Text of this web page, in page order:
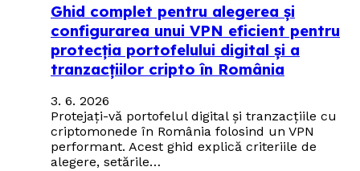
Ghid complet pentru alegerea și
configurarea unui VPN eficient pentru
protecția portofelului digital și a
tranzacțiilor cripto în România
3. 6. 2026
Protejați-vă portofelul digital și tranzacțiile cu
criptomonede în România folosind un VPN
performant. Acest ghid explică criteriile de
alegere, setările…